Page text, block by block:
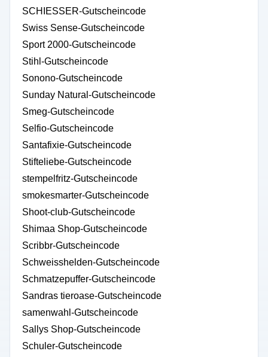
SCHIESSER-Gutscheincode
Swiss Sense-Gutscheincode
Sport 2000-Gutscheincode
Stihl-Gutscheincode
Sonono-Gutscheincode
Sunday Natural-Gutscheincode
Smeg-Gutscheincode
Selfio-Gutscheincode
Santafixie-Gutscheincode
Stifteliebe-Gutscheincode
stempelfritz-Gutscheincode
smokesmarter-Gutscheincode
Shoot-club-Gutscheincode
Shimaa Shop-Gutscheincode
Scribbr-Gutscheincode
Schweisshelden-Gutscheincode
Schmatzepuffer-Gutscheincode
Sandras tieroase-Gutscheincode
samenwahl-Gutscheincode
Sallys Shop-Gutscheincode
Schuler-Gutscheincode